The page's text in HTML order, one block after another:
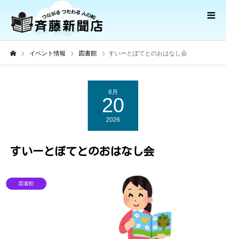
イベント情報 図書館 すいーとぽてとのおはなし会
6月
20
2026
すいーとぽてとのおはなし会
図書館